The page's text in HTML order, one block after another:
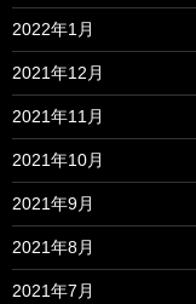
2022年1月
2021年12月
2021年11月
2021年10月
2021年9月
2021年8月
2021年7月